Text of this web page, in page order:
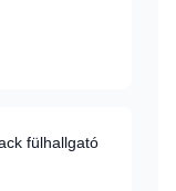
fülhallgató